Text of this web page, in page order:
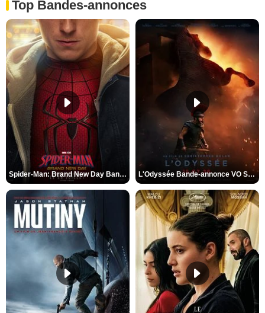
Top Bandes-annonces
Spider-Man: Brand New Day Bande-annonce VO STFR L'Odyssée Bande-annonce VO STFR